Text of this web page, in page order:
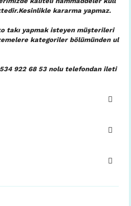
kararma yapmaz.
takı yapmak isteyen müşterileri
kategoriler bölümünden ul
922 68 53 nolu telefondan ileti